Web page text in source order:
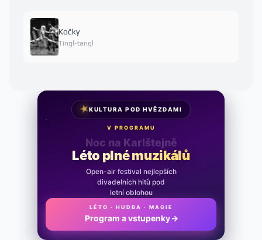
Kočky
Tingl-tangl
★KULTURA POD HVĚZDAMI
V PROGRAMU
Noc na Karlštejně
Léto plné muzikálů
Open-air festival nejlepších
divadelních hitů pod
letní oblohou
LÉTO · HUDBA · MAGIE
Program a vstupenky →